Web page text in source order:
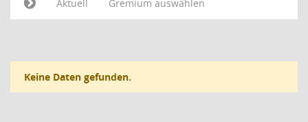
Aktuell
Gremium auswählen
Keine Daten gefunden.